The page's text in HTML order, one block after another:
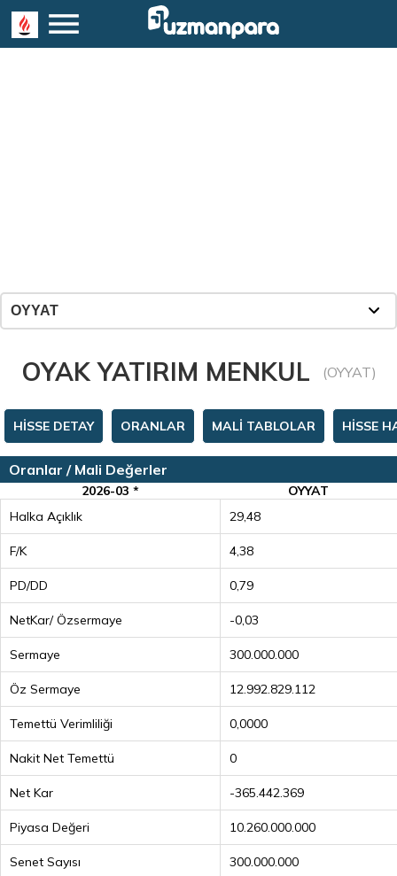
OYAK YATIRIM MENKUL (OYYAT)
HİSSE DETAY ORANLAR MALİ TABLOLAR HİSSE
Oranlar / Mali Değerler
2026-03 *
OYYAT
Halka Açıklık
29,48
F/K 4,38
PD/DD 0,79
NetKar/ Özsermaye -0,03
Sermaye 300.000.000
Öz Sermaye 12.992.829.112
Temettü Verimliliği 0,0000
Nakit Net Temettü 0
Net Kar -365.442.369
Piyasa Değeri 10.260.000.000
Senet Sayısı 300.000.000